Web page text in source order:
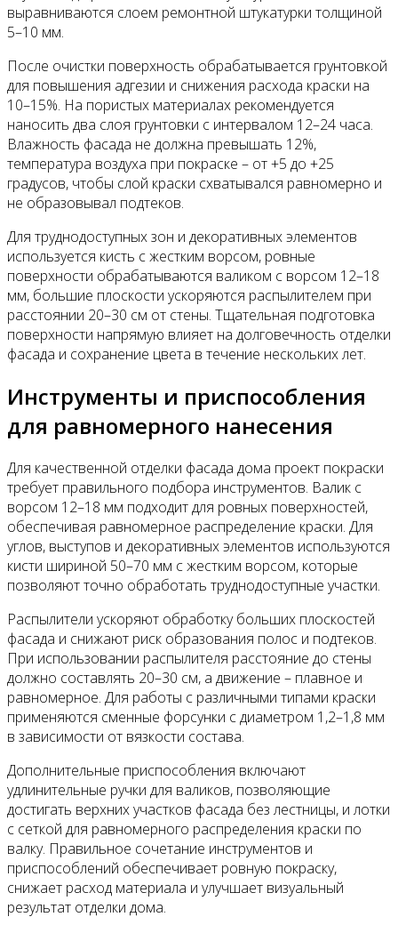
выравниваются слоем ремонтной штукатурки толщиной
5–10 мм.
После очистки поверхность обрабатывается грунтовкой
для повышения адгезии и снижения расхода краски на
10–15%. На пористых материалах рекомендуется
наносить два слоя грунтовки с интервалом 12–24 часа.
Влажность фасада не должна превышать 12%,
температура воздуха при покраске – от +5 до +25
градусов, чтобы слой краски схватывался равномерно и
не образовывал подтеков.
Для труднодоступных зон и декоративных элементов
используется кисть с жестким ворсом, ровные
поверхности обрабатываются валиком с ворсом 12–18
мм, большие плоскости ускоряются распылителем при
расстоянии 20–30 см от стены. Тщательная подготовка
поверхности напрямую влияет на долговечность отделки
фасада и сохранение цвета в течение нескольких лет.
Инструменты и приспособления
для равномерного нанесения
Для качественной отделки фасада дома проект покраски
требует правильного подбора инструментов. Валик с
ворсом 12–18 мм подходит для ровных поверхностей,
обеспечивая равномерное распределение краски. Для
углов, выступов и декоративных элементов используются
кисти шириной 50–70 мм с жестким ворсом, которые
позволяют точно обработать труднодоступные участки.
Распылители ускоряют обработку больших плоскостей
фасада и снижают риск образования полос и подтеков.
При использовании распылителя расстояние до стены
должно составлять 20–30 см, а движение – плавное и
равномерное. Для работы с различными типами краски
применяются сменные форсунки с диаметром 1,2–1,8 мм
в зависимости от вязкости состава.
Дополнительные приспособления включают
удлинительные ручки для валиков, позволяющие
достигать верхних участков фасада без лестницы, и лотки
с сеткой для равномерного распределения краски по
валку. Правильное сочетание инструментов и
приспособлений обеспечивает ровную покраску,
снижает расход материала и улучшает визуальный
результат отделки дома.